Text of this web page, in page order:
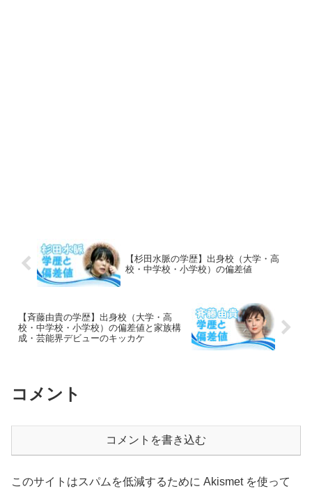
【杉田水脈の学歴】出身校（大学・高
校・中学校・小学校）の偏差値
【斉藤由貴の学歴】出身校（大学・高
校・中学校・小学校）の偏差値と家族構
成・芸能界デビューのキッカケ
コメント
コメントを書き込む
このサイトはスパムを低減するために Akismet を使って